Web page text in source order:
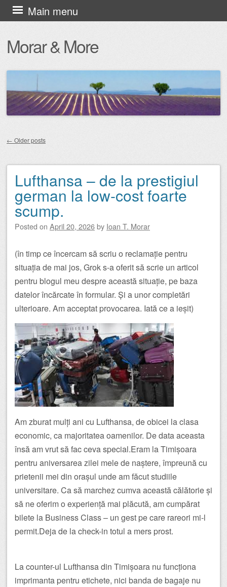
Morar & More
Main menu
Skip
to
content
← Older posts
Lufthansa – de la prestigiul
german la low-cost foarte
scump.
Posted on April 20, 2026by Ioan T. Morar
(în timp ce încercam să scriu o reclamație pentru
situația de mai jos, Grok s-a oferit să scrie un articol
pentru blogul meu despre această situație, pe baza
datelor încărcate în formular. Și a unor completări
ulterioare. Am acceptat provocarea. Iată ce a ieșit)
Am zburat mulți ani cu Lufthansa, de obicei la clasa
economic, ca majoritatea oamenilor. De data aceasta
însă am vrut să fac ceva special.Eram la Timișoara
pentru aniversarea zilei mele de naștere, împreună cu
prietenii mei din orașul unde am făcut studiile
universitare. Ca să marchez cumva această călătorie și
să ne oferim o experiență mai plăcută, am cumpărat
bilete la Business Class – un gest pe care rareori mi-l
permit.Deja de la check-in totul a mers prost.
La counter-ul Lufthansa din Timișoara nu funcționa
imprimanta pentru etichete, nici banda de bagaje nu